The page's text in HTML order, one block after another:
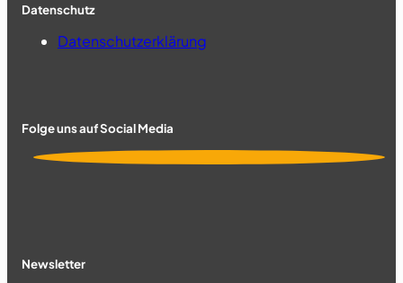
Datenschutz
Datenschutzerklärung
Folge uns auf Social Media
Newsletter